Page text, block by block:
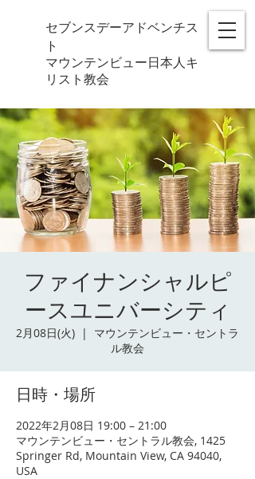
セブンスデーアドベンチス
ト
マウンテンビュー日本人キ
リスト教会
ファイナンシャルピ
ースユニバーシティ
2月08日(火)
  |
マウンテンビュー・セントラ
ル教会
日時・場所
2022年2月08日 19:00 – 21:00
マウンテンビュー・セントラル教会, 1425
Springer Rd, Mountain View, CA 94040,
USA